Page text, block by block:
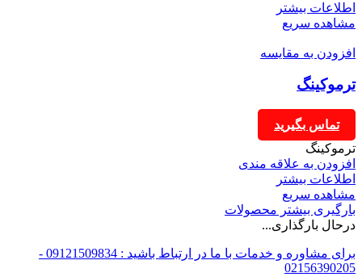
اطلاعات بیشتر
مشاهده سریع
افزودن به مقایسه
ترموکینگ
تماس بگیرید
ترموکینگ
افزودن به علاقه مندی
اطلاعات بیشتر
مشاهده سریع
بارگیری بیشتر محصولات
درحال بارگذاری...
برای مشاوره و خدمات با ما در ارتباط باشید : 09121509834 -
02156390205